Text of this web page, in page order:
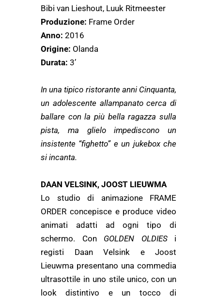
Bibi van Lieshout, Luuk Ritmeester
Produzione: Frame Order
Anno: 2016
Origine: Olanda
Durata: 3’
In una tipico ristorante anni Cinquanta,
un adolescente allampanato cerca di
ballare con la più bella ragazza sulla
pista, ma glielo impediscono un
insistente “fighetto” e un jukebox che
si incanta.
DAAN VELSINK, JOOST LIEUWMA
Lo studio di animazione FRAME
ORDER concepisce e produce video
animati adatti ad ogni tipo di
schermo. Con GOLDEN OLDIESi
registi Daan Velsink e Joost
Lieuwma presentano una commedia
ultrasottile in uno stile unico, con un
look distintivo e un tocco di